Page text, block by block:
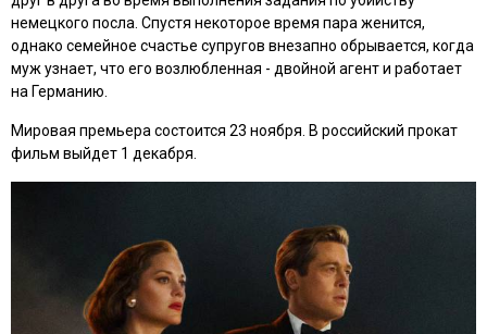
немецкого посла. Спустя некоторое время пара женится,
однако семейное счастье супругов внезапно обрывается, когда
муж узнает, что его возлюбленная - двойной агент и работает
на Германию.
Мировая премьера состоится 23 ноября. В российский прокат
фильм выйдет 1 декабря.